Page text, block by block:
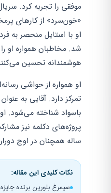
موفقی را تجربه کرد.
«خون‌سرد» از کارهای
او با استایل منحصر به
شد. مخاطبان همواره او
هوشمندانه تحسین
او همواره از حواشی
تمرکز دارد. آقایی به
باسواد شناخته می‌شود.
ساله همچنان در اوج
نکات کلیدی این مقاله:
سیمرغ بلورین برنده